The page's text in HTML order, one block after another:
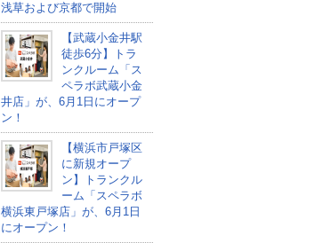
浅草および京都で開始
【武蔵小金井駅
徒歩6分】トラ
ンクルーム「ス
ペラボ武蔵小金
井店」が、6月1日にオープ
ン！
【横浜市戸塚区
に新規オープ
ン】トランクル
ーム「スペラボ
横浜東戸塚店」が、6月1日
にオープン！